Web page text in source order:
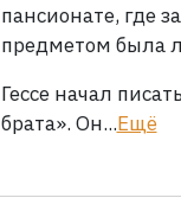
пансионате, где
предметом была
Гессе начал
брата». Он...Ещё